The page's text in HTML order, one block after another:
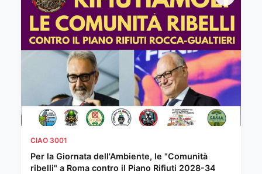
CIAO 3001
Per la Giornata dell'Ambiente, le "Comunità
ribelli" a Roma contro il Piano Rifiuti 2028-34